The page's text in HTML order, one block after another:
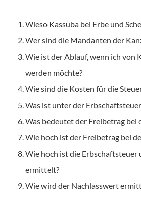
Wieso Kassuba bei Erbe und
Wer sind die Mandanten der
Wie ist der Ablauf, wenn ich von
werden möchte?
Wie sind die Kosten für die
Was ist unter der
Was bedeutet der Freibetrag bei
Wie hoch ist der Freibetrag bei
Wie hoch ist die Erbschaftsteuer
ermittelt?
Wie wird der Nachlasswert